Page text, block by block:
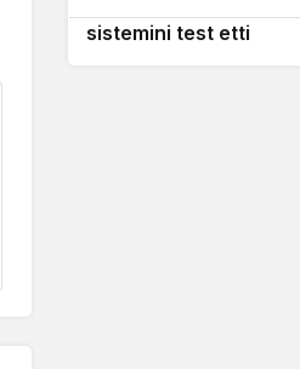
merkezini açtı!
sistemini test etti